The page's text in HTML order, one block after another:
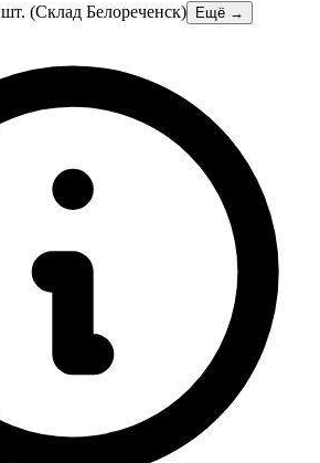
шт. (Склад Белореченск) Ещё →